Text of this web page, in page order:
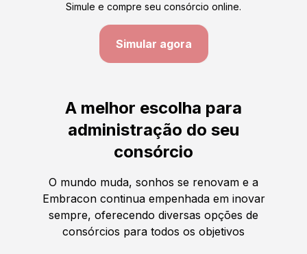
Simule e compre seu consórcio online.
Simular agora
A melhor escolha para
administração do seu
consórcio
O mundo muda, sonhos se renovam e a
Embracon continua empenhada em inovar
sempre, oferecendo diversas opções de
consórcios para todos os objetivos